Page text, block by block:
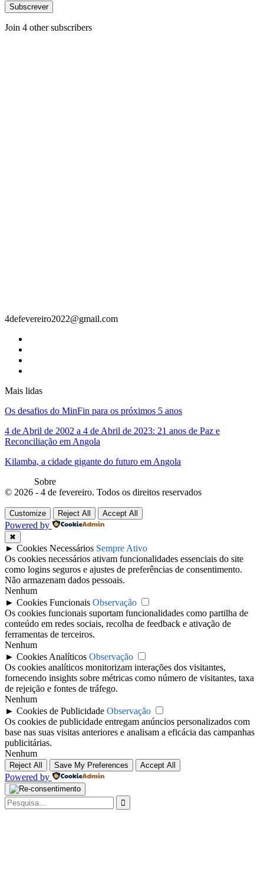
Subscrever
Join 4 other subscribers
4defevereiro2022@gmail.com
Mais lidas
Os desafios do MinFin para os próximos 5 anos
4 de Abril de 2002 a 4 de Abril de 2023: 21 anos de Paz e
Reconciliação em Angola
Kilamba, a cidade gigante do futuro em Angola
Sobre
© 2026 - 4 de fevereiro. Todos os direitos reservados
Customize Reject All Accept All
Powered by
✖
► Cookies Necessários Sempre Ativo
Os cookies necessários ativam funcionalidades essenciais do site
como logins seguros e ajustes de preferências de consentimento.
Não armazenam dados pessoais.
Nenhum
► Cookies Funcionais Observação
Os cookies funcionais suportam funcionalidades como partilha de
conteúdo em redes sociais, recolha de feedback e ativação de
ferramentas de terceiros.
Nenhum
► Cookies Analíticos Observação
Os cookies analíticos monitorizam interações dos visitantes,
fornecendo insights sobre métricas como número de visitantes, taxa
de rejeição e fontes de tráfego.
Nenhum
► Cookies de Publicidade Observação
Os cookies de publicidade entregam anúncios personalizados com
base nas suas visitas anteriores e analisam a eficácia das campanhas
publicitárias.
Nenhum
Reject All Save My Preferences Accept All
Powered by